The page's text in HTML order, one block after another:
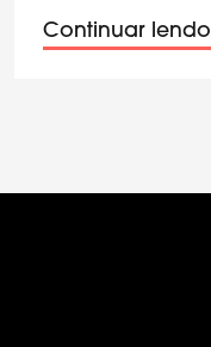
Continuar lendo